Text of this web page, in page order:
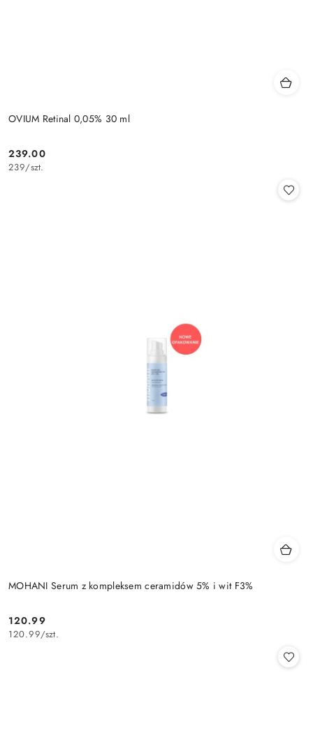
OVIUM Retinal 0,05% 30 ml
Cena:
239.00
239/szt.
MOHANI Serum z kompleksem ceramidów 5% i wit F3%
Cena:
120.99
120.99/szt.